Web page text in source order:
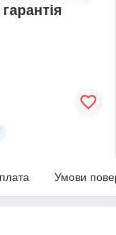
Умови